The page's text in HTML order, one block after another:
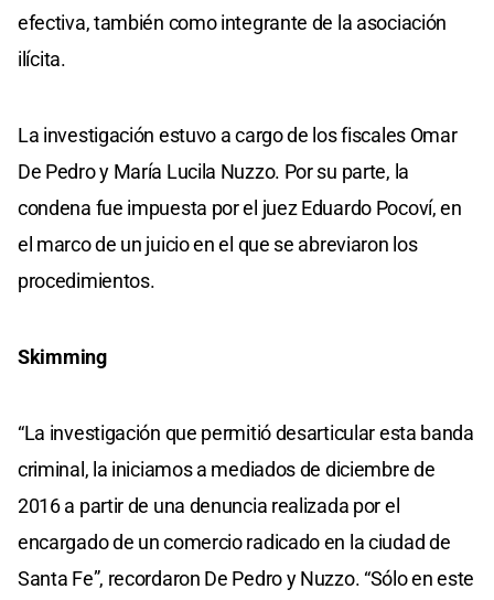
efectiva, también como integrante de la asociación
ilícita.
La investigación estuvo a cargo de los fiscales Omar
De Pedro y María Lucila Nuzzo. Por su parte, la
condena fue impuesta por el juez Eduardo Pocoví, en
el marco de un juicio en el que se abreviaron los
procedimientos.
Skimming
“La investigación que permitió desarticular esta banda
criminal, la iniciamos a mediados de diciembre de
2016 a partir de una denuncia realizada por el
encargado de un comercio radicado en la ciudad de
Santa Fe”, recordaron De Pedro y Nuzzo. “Sólo en este